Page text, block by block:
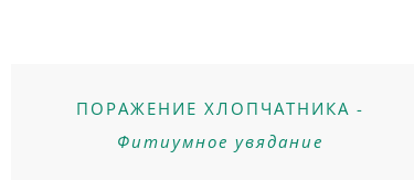
ПОРАЖЕНИЕ ХЛОПЧАТНИКА -
Фитиумное увядание